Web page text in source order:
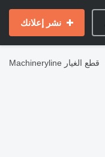
نشر إعلانك
Machineryline قطع الغيار